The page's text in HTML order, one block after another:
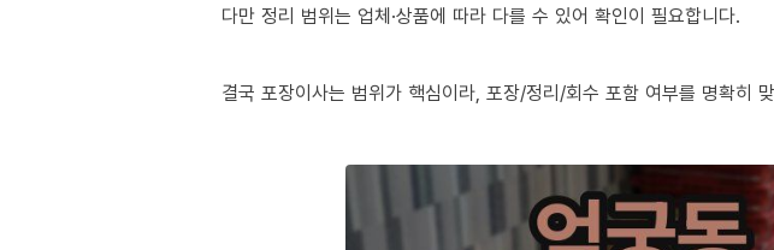
다만 정리 범위는 업체·상품에 따라 다를 수 있어 확인이 필요합니다.
결국 포장이사는 범위가 핵심이라, 포장/정리/회수 포함 여부를 명확히